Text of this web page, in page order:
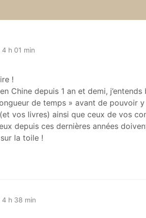
h 01 min
!
Chine depuis 1 an et demi,
de temps » avant de pouvoir
vos livres) ainsi que ceux de vos
depuis ces dernières années
la toile !
4 h 38 min